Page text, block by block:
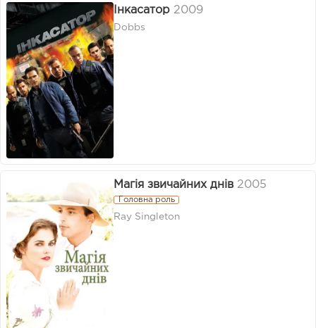
Інкасатор 2009
Dobbs
Магія звичайних днів 2005
Головна роль
Ray Singleton